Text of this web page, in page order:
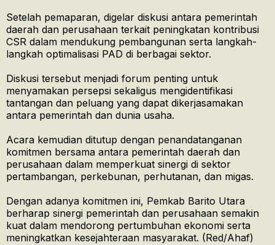
Setelah pemaparan, digelar diskusi antara pemerintah
daerah dan perusahaan terkait peningkatan kontribusi
CSR dalam mendukung pembangunan serta langkah-
langkah optimalisasi PAD di berbagai sektor.
Diskusi tersebut menjadi forum penting untuk
menyamakan persepsi sekaligus mengidentifikasi
tantangan dan peluang yang dapat dikerjasamakan
antara pemerintah dan dunia usaha.
Acara kemudian ditutup dengan penandatanganan
komitmen bersama antara pemerintah daerah dan
perusahaan dalam memperkuat sinergi di sektor
pertambangan, perkebunan, perhutanan, dan migas.
Dengan adanya komitmen ini, Pemkab Barito Utara
berharap sinergi pemerintah dan perusahaan semakin
kuat dalam mendorong pertumbuhan ekonomi serta
meningkatkan kesejahteraan masyarakat. (Red/Ahaf)